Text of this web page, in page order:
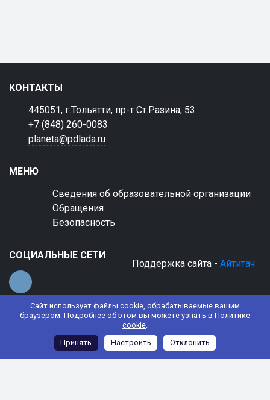
Сайт использует файлы cookie, обрабатываемые вашим
браузером. Подробнее об этом вы можете узнать в Политике
cookie.
Принять
Настроить Отклонить
КОНТАКТЫ
445051, г.Тольятти, пр-т Ст.Разина, 53
+7 (848) 260-0083
planeta@pdlada.ru
МЕНЮ
Сведения об образовательной организации
Обращения
Безопасность
СОЦИАЛЬНЫЕ СЕТИ
Поддержка сайта - Айтитач
© 2022 АНО ДО "Планета детства "Лада"